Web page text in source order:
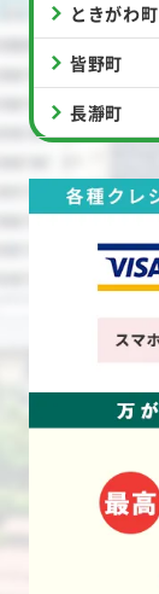
ときがわ町
皆野町
長瀞町